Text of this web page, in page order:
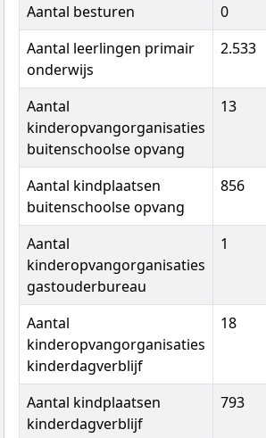
Aantal besturen 0
Aantal leerlingen primair
onderwijs
2.533
Aantal
kinderopvangorganisaties
buitenschoolse opvang
13
Aantal kindplaatsen
buitenschoolse opvang
856
Aantal
kinderopvangorganisaties
gastouderbureau
1
Aantal
kinderopvangorganisaties
kinderdagverblijf
18
Aantal kindplaatsen
kinderdagverblijf
793